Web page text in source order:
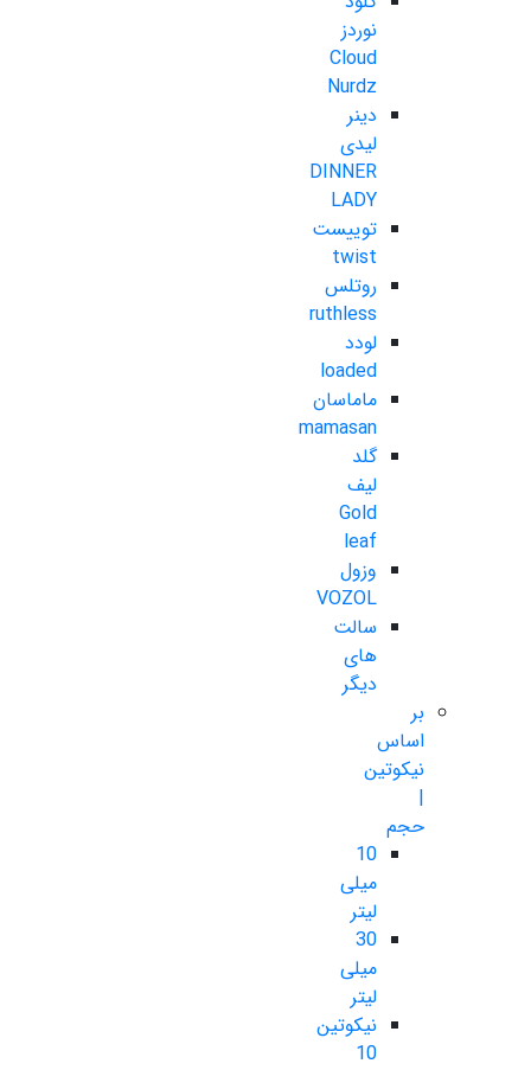
نوردز
Cloud
Nurdz
دینر
لیدی
DINNER
LADY
توییست
twist
روتلس
ruthless
لودد
loaded
ماماسان
mamasan
گلد
لیف
Gold
leaf
وزول
VOZOL
سالت
های
دیگر
بر
اساس
نیکوتین
|
حجم
10
میلی
لیتر
30
میلی
لیتر
نیکوتین
10